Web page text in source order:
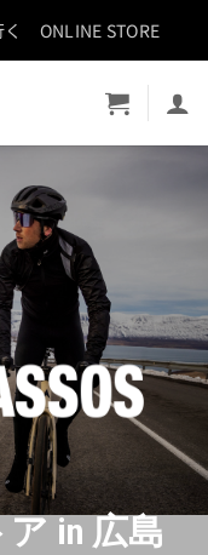
ONLINE STORE
in 広島